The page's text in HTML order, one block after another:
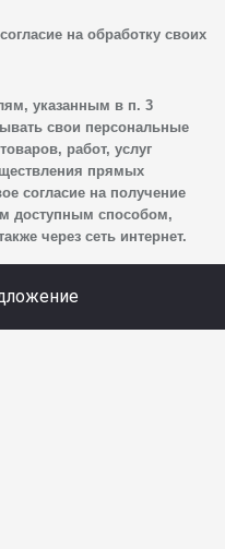
оператором
на обработку
именно: имени, отчества,
номер телефона
сведений
IP-адреса,
посетителя сайта,
для контакта,
на обработку своих
указанным в п. 3
свои персональные
работ, услуг
прямых
согласие на получение
доступным способом,
через сеть интернет.